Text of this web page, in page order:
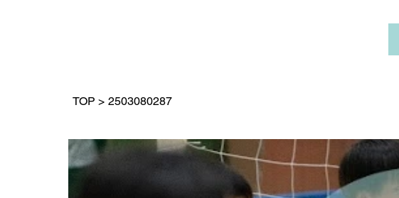
TOP > 2503080287